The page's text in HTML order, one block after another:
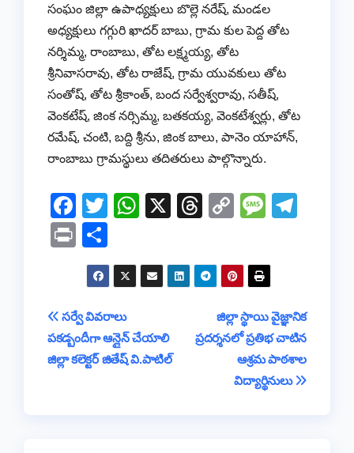
సంఘం జిల్లా ఉపాధ్యక్షులు బొల్లె నరేష్, మండల
అధ్యక్షులు గగ్గురి ఖాదర్ బాబు, గ్రామ కుల పెద్ద తోట
నర్శిమ్మ, రాంబాబు, తోట లక్ష్మయ్య, తోట
శ్రీనివాసరావు, తోట రాజేష్, గ్రామ యువకులు తోట
సంతోష్, తోట శ్రీకాంత్, బంద సర్వేశ్వరావు, సతీష్,
వెంకటేష్, జింక నర్సిమ్మ, బతకయ్య, వెంకటేశ్వర్లు, తోట
రమేష్, చంటి, బద్ది శ్రీను, జింక బాలు, పానెం యాహాన్,
రాంబాబు గ్రామస్థులు తదితరులు పాల్గొన్నారు.
F
a
c
e
b
o
o
T
er
W
s
p
p
X
T
a
s
C
y
Li
n
k
M
a
g
e
a
m
Pr
in h
ar
e
Post
navigation
జిల్లా స్థాయి వైజ్ఞానిక
ప్రదర్శనలో ప్రతిభ చాటిన
ఆశ్రమ పాఠశాల
విద్యార్థినులు
సర్వే వివరాలు
పకడ్బందీగా ఆన్లైన్ చేయాలి
జిల్లా కలెక్టర్ జితేష్ వి.పాటిల్